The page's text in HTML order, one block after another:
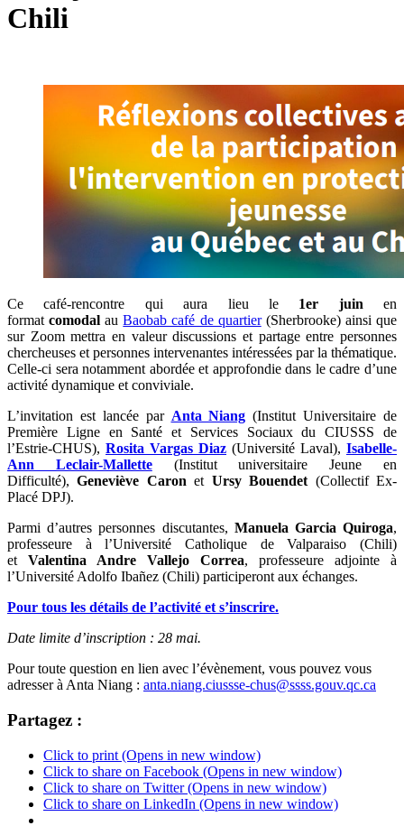
Chili
Ce café-rencontre qui aura lieu le 1er juinen
formatcomodal auBaobab café de quartier(Sherbrooke) ainsi que
sur Zoom mettra en valeur discussions et partage entre personnes
chercheuses et personnes intervenantes intéressées par la thématique.
Celle-ci sera notamment abordée et approfondie dans le cadre d’une
activité dynamique et conviviale.
L’invitation est lancée par Anta Niang (Institut Universitaire de
Première Ligne en Santé et Services Sociaux du CIUSSS de
l’Estrie-CHUS), Rosita Vargas Diaz (Université Laval), Isabelle-
Ann Leclair-Mallette(Institut universitaire Jeune en
Difficulté),Geneviève Caronet Ursy Bouendet(Collectif Ex-
Placé DPJ).
Parmi d’autres personnes discutantes, Manuela Garcia Quiroga,
professeure à l’Université Catholique de Valparaiso (Chili)
et Valentina Andre Vallejo Correa, professeure adjointe à
l’Université Adolfo Ibañez (Chili) participeront aux échanges.
Pour tous les détails de l’activité et s’inscrire.
Date limite d’inscription : 28 mai.
Pour toute question en lien avec l’évènement, vous pouvez vous
adresser à Anta Niang : anta.niang.ciussse-chus@ssss.gouv.qc.ca
Partagez :
Click to print (Opens in new window)
Click to share on Facebook (Opens in new window)
Click to share on Twitter (Opens in new window)
Click to share on LinkedIn (Opens in new window)